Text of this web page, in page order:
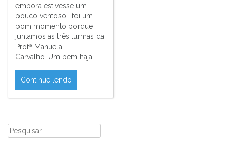
embora estivesse um
pouco ventoso , foi um
bom momento porque
juntamos as três turmas da
Profª Manuela
Carvalho. Um bem haja…
Continue lendo
Pesquisar
por: